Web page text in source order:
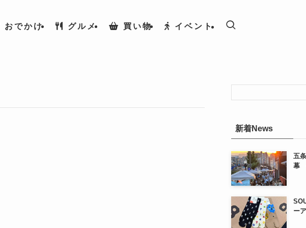
おでかけ グルメ 買い物 イベント
新着News
五
幕
ー